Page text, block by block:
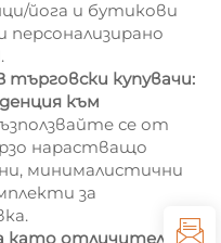
йога и бутикови
купувачи:
към
се от
нарастващо
минималистични
за
като отличителна